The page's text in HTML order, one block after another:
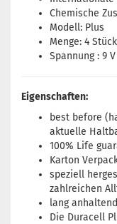
Chemische
Modell: Plus
Menge: 4 Stück
Spannung : 9 V
Eigenschaften:
best before
aktuelle
100% Life
Karton
speziell
zahlreichen
lang
Die Duracell